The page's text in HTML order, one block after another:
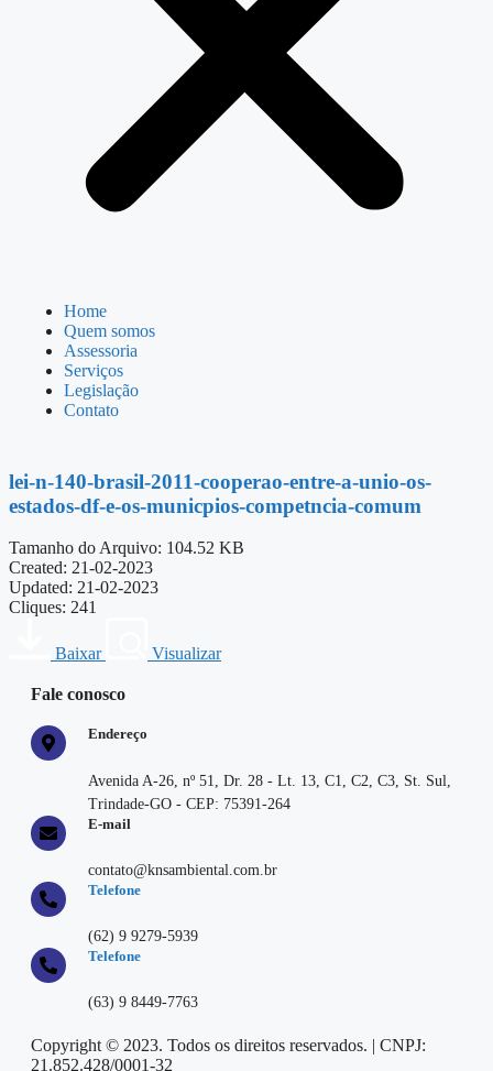
Home
Quem somos
Assessoria
Serviços
Legislação
Contato
lei-n-140-brasil-2011-cooperao-entre-a-unio-os-
estados-df-e-os-municpios-competncia-comum
Tamanho do Arquivo: 104.52 KB
Created: 21-02-2023
Updated: 21-02-2023
Cliques: 241
Baixar Visualizar
Fale conosco
Endereço
Avenida A-26, nº 51, Dr. 28 - Lt. 13, C1, C2, C3, St. Sul,
Trindade-GO - CEP: 75391-264
E-mail
contato@knsambiental.com.br
Telefone
(62) 9 9279-5939
Telefone
(63) 9 8449-7763
Copyright © 2023. Todos os direitos reservados. | CNPJ:
21.852.428/0001-32